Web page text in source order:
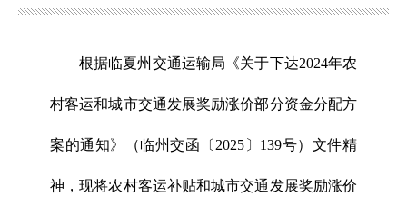
根据临夏州交通运输局《关于下达2024年农
村客运和城市交通发展奖励涨价部分资金分配方
案的通知》（临州交函〔2025〕139号）文件精
神，现将农村客运补贴和城市交通发展奖励涨价